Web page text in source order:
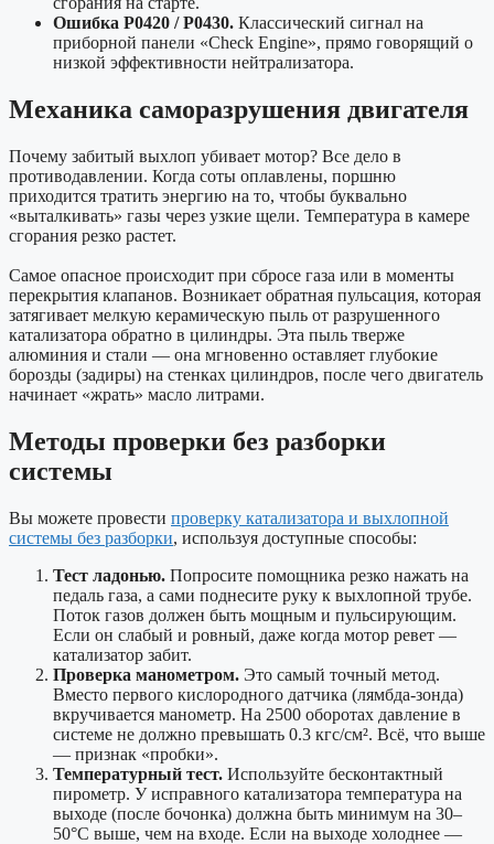
Ошибка P0420 / P0430. Классический сигнал на
приборной панели «Check Engine», прямо говорящий о
низкой эффективности нейтрализатора.
Механика саморазрушения двигателя
Почему забитый выхлоп убивает мотор? Все дело в
противодавлении. Когда соты оплавлены, поршню
приходится тратить энергию на то, чтобы буквально
«выталкивать» газы через узкие щели. Температура в камере
сгорания резко растет.
Самое опасное происходит при сбросе газа или в моменты
перекрытия клапанов. Возникает обратная пульсация, которая
затягивает мелкую керамическую пыль от разрушенного
катализатора обратно в цилиндры. Эта пыль тверже
алюминия и стали — она мгновенно оставляет глубокие
борозды (задиры) на стенках цилиндров, после чего двигатель
начинает «жрать» масло литрами.
Методы проверки без разборки
системы
Вы можете провести проверку катализатора и выхлопной
системы без разборки, используя доступные способы:
Тест ладонью. Попросите помощника резко нажать на
педаль газа, а сами поднесите руку к выхлопной трубе.
Поток газов должен быть мощным и пульсирующим.
Если он слабый и ровный, даже когда мотор ревет —
катализатор забит.
Проверка манометром. Это самый точный метод.
Вместо первого кислородного датчика (лямбда-зонда)
вкручивается манометр. На 2500 оборотах давление в
системе не должно превышать 0.3 кгс/см². Всё, что выше
— признак «пробки».
Температурный тест. Используйте бесконтактный
пирометр. У исправного катализатора температура на
выходе (после бочонка) должна быть минимум на 30–
50°C выше, чем на входе. Если на выходе холоднее —